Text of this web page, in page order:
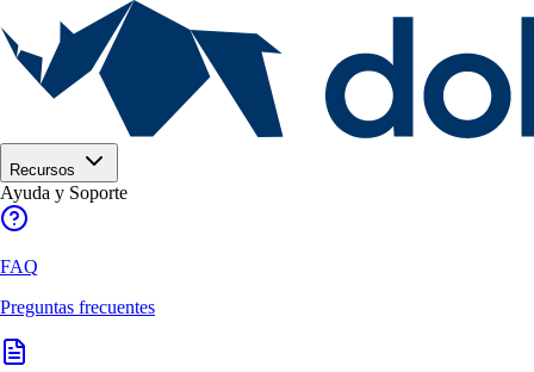
Recursos
Ayuda y Soporte
FAQ
Preguntas frecuentes